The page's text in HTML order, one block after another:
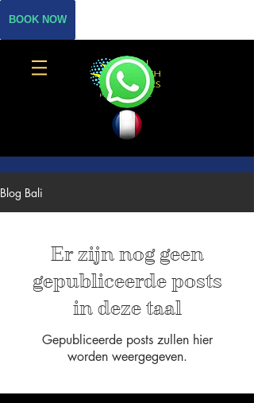
BOOK NOW
Blog Bali
Er zijn nog geen
gepubliceerde posts
in deze taal
Gepubliceerde posts zullen hier
worden weergegeven.